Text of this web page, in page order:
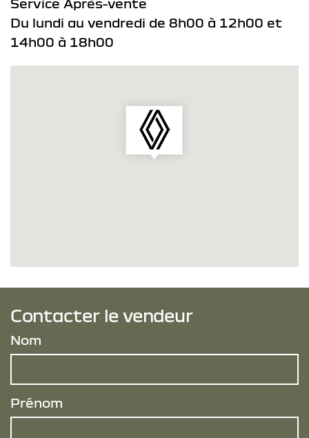
Du lundi au vendredi de 8h00 à 12h00 et
14h00 à 18h00
Contacter le vendeur
Nom
Prénom